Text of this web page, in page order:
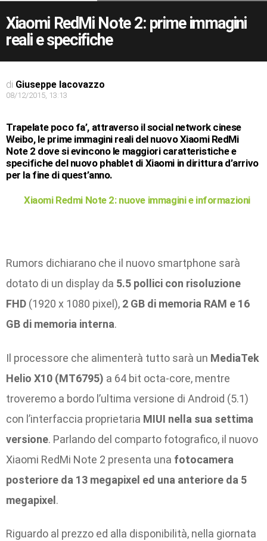
Xiaomi RedMi Note 2: prime immagini
reali e specifiche
di Giuseppe Iacovazzo
08/12/2015, 13:13
Trapelate poco fa’, attraverso il social network cinese
Weibo, le prime immagini reali del nuovo Xiaomi RedMi
Note 2 dove si evincono le maggiori caratteristiche e
specifiche del nuovo phablet di Xiaomi in dirittura d’arrivo
per la fine di quest’anno.
Xiaomi Redmi Note 2: nuove immagini e informazioni
Rumors dichiarano che il nuovo smartphone sarà
dotato di un display da 5.5 pollici con risoluzione
FHD (1920 x 1080 pixel), 2 GB di memoria RAM e 16
GB di memoria interna.
Il processore che alimenterà tutto sarà un MediaTek
Helio X10 (MT6795) a 64 bit octa-core, mentre
troveremo a bordo l’ultima versione di Android (5.1)
con l’interfaccia proprietaria MIUI nella sua settima
versione. Parlando del comparto fotografico, il nuovo
Xiaomi RedMi Note 2 presenta una fotocamera
posteriore da 13 megapixel ed una anteriore da 5
megapixel.
Riguardo al prezzo ed alla disponibilità, nella giornata